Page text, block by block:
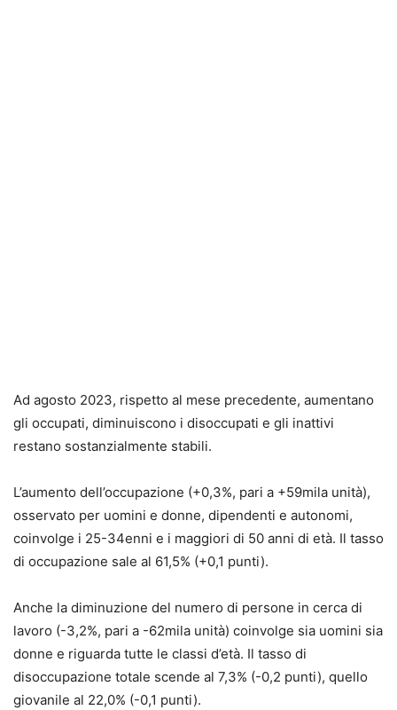
Ad agosto 2023, rispetto al mese precedente, aumentano
gli occupati, diminuiscono i disoccupati e gli inattivi
restano sostanzialmente stabili.
L’aumento dell’occupazione (+0,3%, pari a +59mila unità),
osservato per uomini e donne, dipendenti e autonomi,
coinvolge i 25-34enni e i maggiori di 50 anni di età. Il tasso
di occupazione sale al 61,5% (+0,1 punti).
Anche la diminuzione del numero di persone in cerca di
lavoro (-3,2%, pari a -62mila unità) coinvolge sia uomini sia
donne e riguarda tutte le classi d’età. Il tasso di
disoccupazione totale scende al 7,3% (-0,2 punti), quello
giovanile al 22,0% (-0,1 punti).